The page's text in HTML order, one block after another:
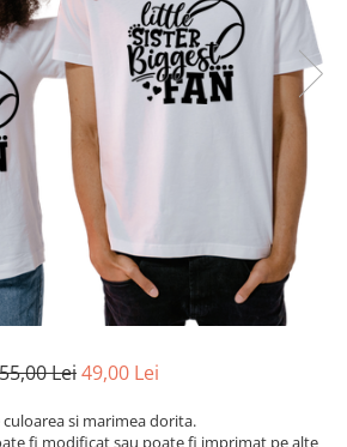
si curea
si gradinite
55,00 Lei49,00 Lei
culoarea si marimea dorita.
fi modificat sau poate fi imprimat pe alte